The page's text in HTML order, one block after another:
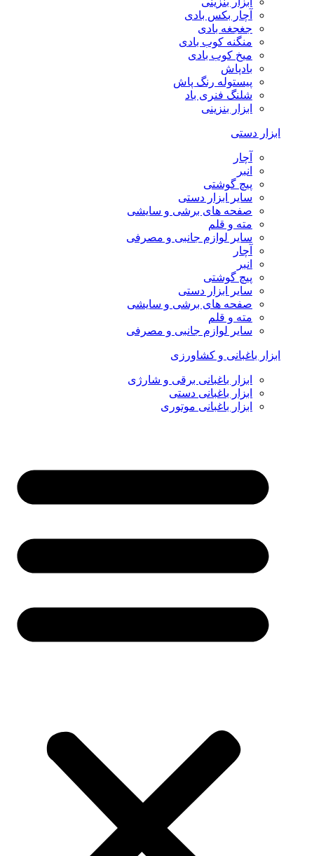
آچار بکس بادی
جغجغه بادی
منگنه کوب بادی
میخ کوب بادی
بادپاش
پیستوله رنگ پاش
شلنگ فنری باد
ابزار بنزینی
ابزار دستی
آچار
انبر
پیچ گوشتی
سایر ابزار دستی
صفحه های برشی و سایشی
مته و قلم
سایر لوازم جانبی و مصرفی
آچار
انبر
پیچ گوشتی
سایر ابزار دستی
صفحه های برشی و سایشی
مته و قلم
سایر لوازم جانبی و مصرفی
ابزار باغبانی و کشاورزی
ابزار باغبانی برقی و شارژی
ابزار باغبانی دستی
ابزار باغبانی موتوری